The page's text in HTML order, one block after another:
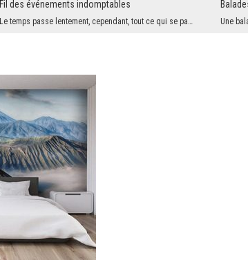
Fil des événements indomptables
Le temps passe lentement, cependant, tout ce qui se passe en quelques jours, pour certains, peut...